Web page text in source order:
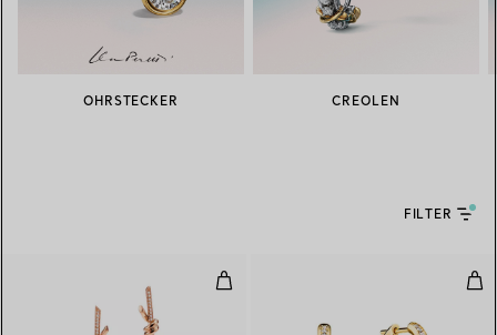
OHRSTECKER CREOLEN
FILTER
Ohrhänger in Roségold mit